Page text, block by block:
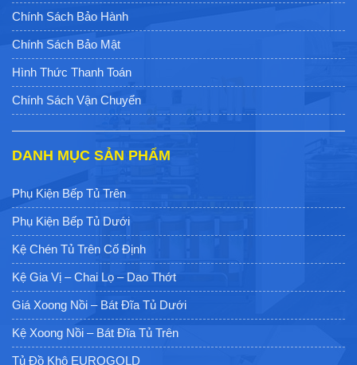
Chính Sách Bảo Hành
Chính Sách Bảo Mật
Hình Thức Thanh Toán
Chính Sách Vận Chuyển
DANH MỤC SẢN PHẨM
Phụ Kiện Bếp Tủ Trên
Phụ Kiện Bếp Tủ Dưới
Kệ Chén Tủ Trên Cố Định
Kệ Gia Vị – Chai Lọ – Dao Thớt
Giá Xoong Nồi – Bát Đĩa Tủ Dưới
Kệ Xoong Nồi – Bát Đĩa Tủ Trên
Tủ Đồ Khô EUROGOLD